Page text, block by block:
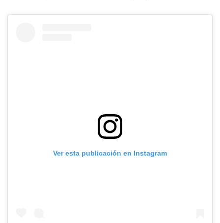
Ver esta publicación en Instagram